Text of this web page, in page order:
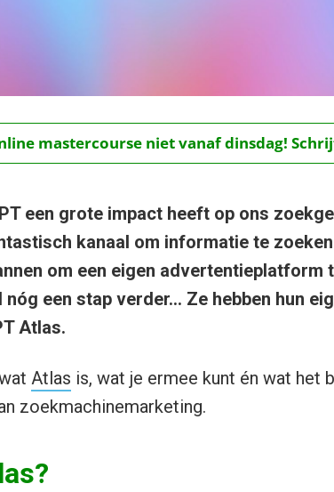
mastercourse niet vanaf dinsdag!
een grote impact heeft op ons
kanaal om informatie te
om een eigen advertentieplatform
nóg een stap verder… Ze hebben hun
Atlas.
Atlas is, wat je ermee kunt én wat het
zoekmachine­marketing.